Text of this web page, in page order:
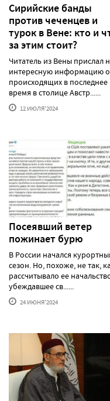
Сирийские банды
против чеченцев и
турок в Вене: кто и
за этим стоит?
Читатель из Вены прислал
интересную информацию о
происходящих в последнее
время в столице Австр......
12 ИЮЛЯ'2024
Посеявший ветер
пожинает бурю
В России начался
сезон. Но, похоже, не так,
рассчитывало ее
убеждавшее св......
24 ИЮНЯ'2024